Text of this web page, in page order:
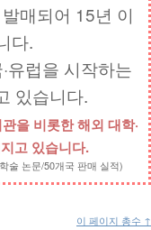
매되어 15년 이
다.
유럽을 시작하는
있습니다.
을 비롯한 해외 대학·
고 있습니다.
술 논문/50개국 판매 실적)
이 페이지 총수 ↑